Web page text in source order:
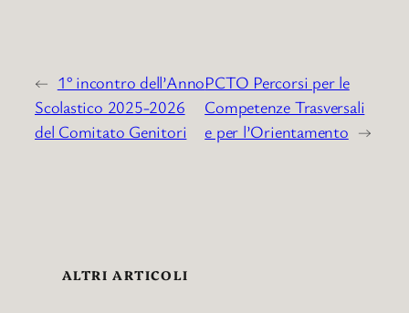
← 1° incontro dell’Anno
Scolastico 2025-2026
del Comitato Genitori
PCTO Percorsi per le
Competenze Trasversali
e per l’Orientamento →
ALTRI ARTICOLI